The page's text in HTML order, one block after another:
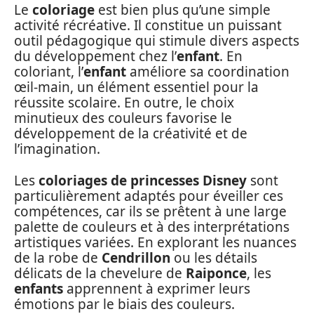
Le coloriage est bien plus qu’une simple
activité récréative. Il constitue un puissant
outil pédagogique qui stimule divers aspects
du développement chez l’enfant. En
coloriant, l’enfant améliore sa coordination
œil-main, un élément essentiel pour la
réussite scolaire. En outre, le choix
minutieux des couleurs favorise le
développement de la créativité et de
l’imagination.
Lescoloriages de princesses Disney sont
particulièrement adaptés pour éveiller ces
compétences, car ils se prêtent à une large
palette de couleurs et à des interprétations
artistiques variées. En explorant les nuances
de la robe de Cendrillon ou les détails
délicats de la chevelure de Raiponce, les
enfants apprennent à exprimer leurs
émotions par le biais des couleurs.